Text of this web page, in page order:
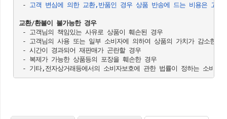
-
고객 변심에 의한 교환,반품인 경우 상품 반송에 드는 비용은 고객
교환/환불이 불가능한 경우
- 고객님의 책임있는 사유로 상품이 훼손된 경우
- 고객님의 사용 또는 일부 소비자에 의하여 상품의 가치가 감소한 경
- 시간이 경과되어 재판매가 곤란할 경우
- 복제가 가능한 상품등의 포장을 훼손한 경우